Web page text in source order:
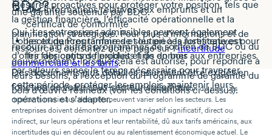
une garantie soutenue par BDC.
L’objectif du Programme de soutien à la foresterie est
d’offrir des options flexibles et de donner aux entreprises
par ailleurs saines le temps nécessaire pour traverser
cette période, protéger les emplois, maintenir leurs
opérations et s’adapter.
des informations relatives aux emprunts et un
certificat de conformité
les exigences tarifaires et les pièces justificatives pour
les fabricants de produits finis en bois
Des documents plus détaillés pourraient être exigés en
fonction de votresous-secteurspécifique.
mesures proactives pour protéger votre position, tels que
la gestion financière, l’efficacité opérationnelle et la
planification stratégique. Pour plus d’informations et de
ressources, consultez notre page sur l’incertitude
commerciale et les tarifs.
BDC?
Oui. Les entreprises admissibles peuvent également
recourir à d’autres programmes de soutien de BDC ou du
gouvernement, lorsque cela est autorisé, pour répondre à
leurs besoins, à l’exception du Programme de garantie du
bois d’œuvre résineux (voir les conditionsci-dessus).
1. Des conditions s’appliquent. Sous réserve d’approbation du prêt. Les
montants maximaux des prêts peuvent varier selon les secteurs. Les
entreprises doivent démontrer un impact négatif significatif, direct ou
indirect, sur leurs opérations et leur rentabilité, dû aux tarifs américains, aux
incertitudes qui en découlent ou au ralentissement économique actuel. Le